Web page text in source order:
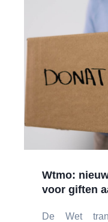
Wtmo:
voor giften
De Wet